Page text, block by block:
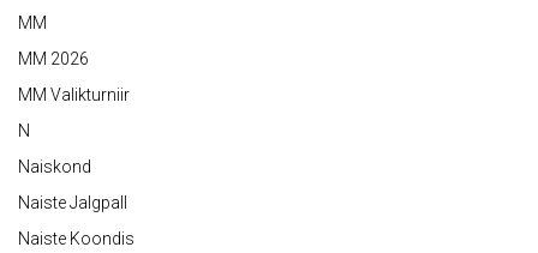
MM
MM 2026
MM Valikturniir
N
Naiskond
Naiste Jalgpall
Naiste Koondis